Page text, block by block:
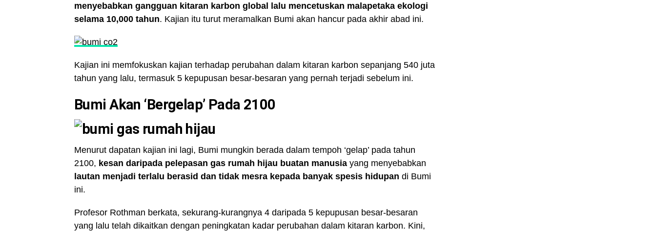
menyebabkan gangguan kitaran karbon global lalu mencetuskan malapetaka ekologi
selama 10,000 tahun. Kajian itu turut meramalkan Bumi akan hancur pada akhir abad ini.
Kajian ini memfokuskan kajian terhadap perubahan dalam kitaran karbon sepanjang 540 juta
tahun yang lalu, termasuk 5 kepupusan besar-besaran yang pernah terjadi sebelum ini.
Bumi Akan ‘Bergelap’ Pada 2100
Menurut dapatan kajian ini lagi, Bumi mungkin berada dalam tempoh ‘gelap’ pada tahun
2100, kesan daripada pelepasan gas rumah hijau buatan manusia yang menyebabkan
lautan menjadi terlalu berasid dan tidak mesra kepada banyak spesis hidupan di Bumi
ini.
Profesor Rothman berkata, sekurang-kurangnya 4 daripada 5 kepupusan besar-besaran
yang lalu telah dikaitkan dengan peningkatan kadar perubahan dalam kitaran karbon. Kini,